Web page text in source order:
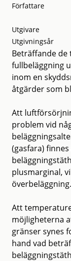
Författare
Utgivare
Utgivningsår
Beträffande
fullbeläggning
inom en
åtgärder som
Att
problem vid
(gasfara)
plusmarginal,
överbeläggning.
Att
möjligheterna
gränser synes
hand vad